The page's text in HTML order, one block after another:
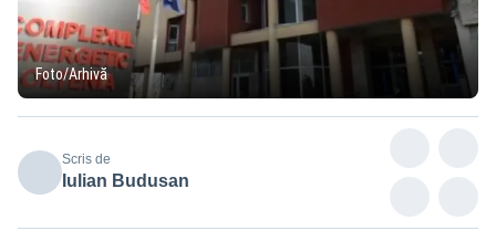
Foto/Arhivă
Scris de
Iulian Budusan